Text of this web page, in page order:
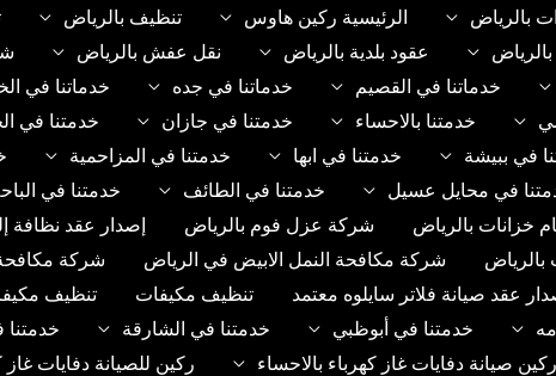
بالرياض الرئيسية ركين هاوس تنظيف بالرياض
عقود بلدية بالرياض نقل عفش بالرياض
خدماتنا في القصيم
خدماتنا في جده خدماتنا في
خدمتنا بالاحساء خدمتنا في جازان
خدمتنا في
في ببيشة
خدمتنا في ابها خدمتنا في المزاحمية
في محايل عسيل
خدمتنا في الطائف
خدمتنا في
خزانات بالرياض
شركة عزل فوم بالرياض
إصدار عقد نظافة
بالرياض
شركة مكافحة النمل الابيض في الرياض
شركة
عقد صيانة فلاتر سايلوه معتمد
تنظيف مكيفات
تنظيف
خدمتنا في أبوظبي خدمتنا في الشارقة
صيانة دفايات غاز كهرباء بالاحساء
ركين للصيانة دفايات غاز